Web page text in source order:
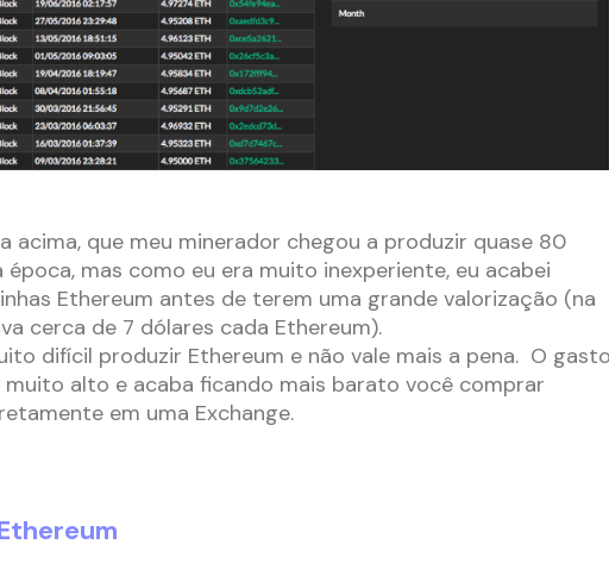
acima, que meu minerador chegou a produzir quase 80
época, mas como eu era muito inexperiente, eu acabei
Ethereum antes de terem uma grande valorização (na
cerca de 7 dólares cada Ethereum).
difícil produzir Ethereum e não vale mais a pena. O gasto
muito alto e acaba ficando mais barato você comprar
em uma Exchange.